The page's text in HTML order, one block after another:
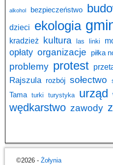
alkohol bezpieczeństwo
dzieci ekologia
kradzież kultura las linki
opłaty organizacje piłka
problemy protest
Rajszula rozbój sołectwo
Tama turki turystyka urząd
wędkarstwo zawody
©2026 - Żołynia